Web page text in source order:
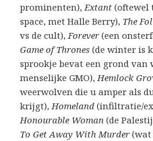
prominenten),Extant (oftewel
space, met Halle Berry), The
vs de cult),Forever (een
Game of Thrones (de winter is
sprookje bevat een grond
menselijke GMO),Hemlock
weerwolven die u amper als
krijgt),Homeland (infiltratie/
Honourable Woman (de
To Get Away With Murder (wat